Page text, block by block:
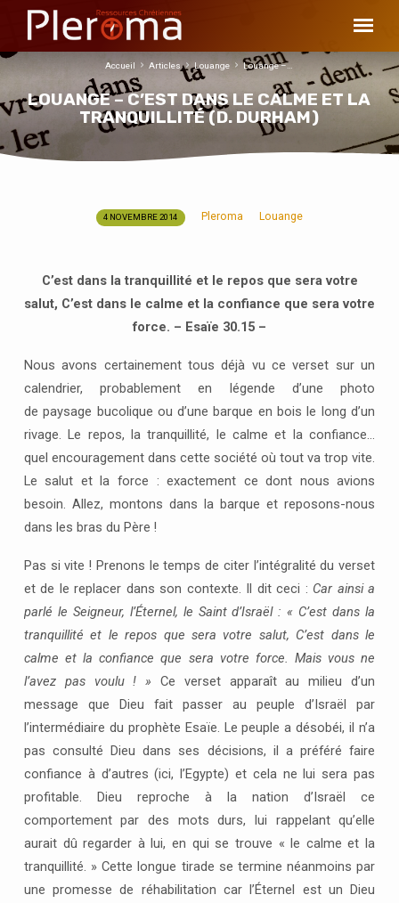
LOUANGE – C’EST DANS LE CALME ET LA
TRANQUILLITÉ (D. DURHAM)
Accueil Articles Louange Louange –…
LOUANGE
C’EST
DANS
ET
LA
TRANQUILLITÉ
(D.
DURHAM)
4 NOVEMBRE 2014 Pleroma Louange
C’est dans la tranquillité et le repos que sera votre
salut, C’est dans le calme et la confiance que sera votre
force. – Esaïe 30.15 –
Nous avons certainement tous déjà vu ce verset sur un
calendrier, probablement en légende d’une photo
de paysage bucolique ou d’une barque en bois le long d’un
rivage. Le repos, la tranquillité, le calme et la confiance…
quel encouragement dans cette société où tout va trop vite.
Le salut et la force : exactement ce dont nous avions
besoin. Allez, montons dans la barque et reposons-nous
dans les bras du Père !
Pas si vite ! Prenons le temps de citer l’intégralité du verset
et de le replacer dans son contexte. Il dit ceci : Car ainsi a
parlé le Seigneur, l’Éternel, le Saint d’Israël : « C’est dans la
tranquillité et le repos que sera votre salut, C’est dans le
calme et la confiance que sera votre force. Mais vous ne
l’avez pas voulu ! » Ce verset apparaît au milieu d’un
message que Dieu fait passer au peuple d’Israël par
l’intermédiaire du prophète Esaïe. Le peuple a désobéi, il n’a
pas consulté Dieu dans ses décisions, il a préféré faire
confiance à d’autres (ici, l’Egypte) et cela ne lui sera pas
profitable. Dieu reproche à la nation d’Israël ce
comportement par des mots durs, lui rappelant qu’elle
aurait dû regarder à lui, en qui se trouve « le calme et la
tranquillité. » Cette longue tirade se termine néanmoins par
une promesse de réhabilitation car l’Éternel est un Dieu